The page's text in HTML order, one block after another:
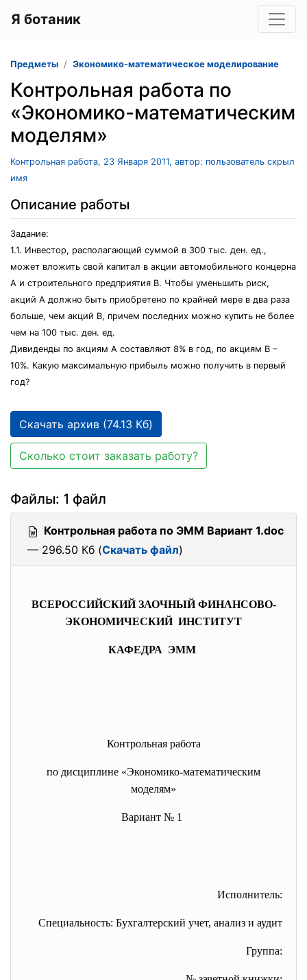
Я ботаник
Предметы Экономико-математическое моделирование
Контрольная работа по
«Экономико-математическим
моделям»
Контрольная работа, 23 Января 2011, автор: пользователь скрыл
имя
Описание работы
Задание:
1.1. Инвестор, располагающий суммой в 300 тыс. ден. ед.,
может вложить свой капитал в акции автомобильного концерна
А и строительного предприятия В. Чтобы уменьшить риск,
акций А должно быть приобретено по крайней мере в два раза
больше, чем акций В, причем последних можно купить не более
чем на 100 тыс. ден. ед.
Дивиденды по акциям А составляют 8% в год, по акциям В –
10%. Какую максимальную прибыль можно получить в первый
год?
Скачать архив (74.13 Кб)
Сколько стоит заказать работу?
Файлы: 1 файл
Контрольная работа по ЭММ Вариант 1.doc
— 296.50 Кб (Скачать файл)
ВСЕРОССИЙСКИЙ ЗАОЧНЫЙ ФИНАНСОВО-
ЭКОНОМИЧЕСКИЙ ИНСТИТУТ
КАФЕДРА ЭММ
Контрольная работа
по дисциплине «Экономико-математическим
моделям»
Вариант № 1
Исполнитель:
Специальность: Бухгалтерский учет, анализ и аудит
Группа: